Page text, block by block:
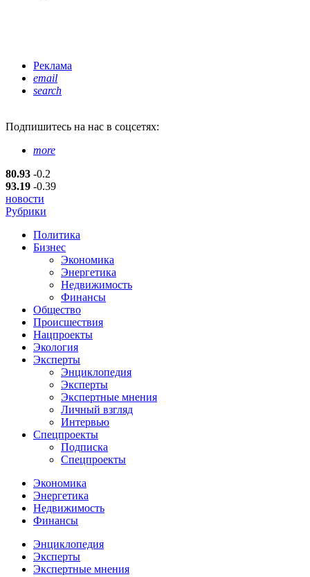
Реклама
email
search
Подпишитесь на нас в соцсетях:
more
80.93 -0.2
93.19 -0.39
новости
Рубрики
Политика
Бизнес
Экономика
Энергетика
Недвижимость
Финансы
Общество
Происшествия
Нацпроекты
Экология
Эксперты
Энциклопедия
Эксперты
Экспертные мнения
Личный взгляд
Интервью
Спецпроекты
Подписка
Спецпроекты
Экономика
Энергетика
Недвижимость
Финансы
Энциклопедия
Эксперты
Экспертные мнения